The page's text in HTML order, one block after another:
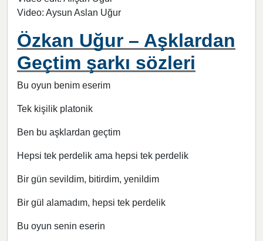
Video: Aysun Aslan Uğur
Özkan Uğur – Aşklardan
Geçtim şarkı sözleri
Bu oyun benim eserim
Tek kişilik platonik
Ben bu aşklardan geçtim
Hepsi tek perdelik ama hepsi tek perdelik
Bir gün sevildim, bitirdim, yenildim
Bir gül alamadım, hepsi tek perdelik
Bu oyun senin eserin